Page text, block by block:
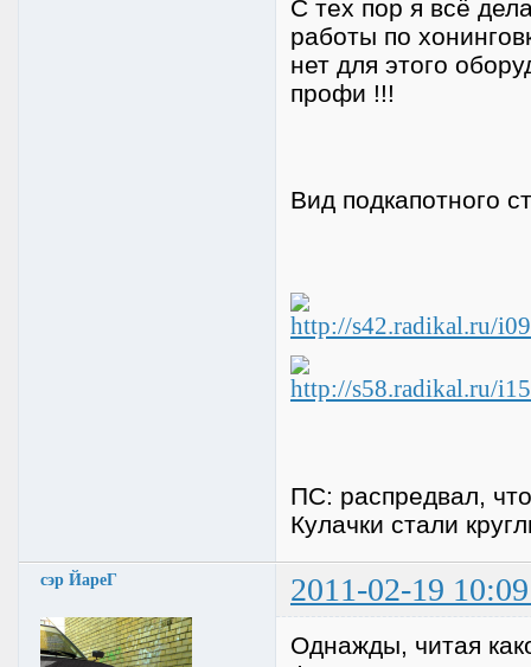
С тех пор я всё
работы по
нет для этого
профи !!!
Вид подкапотного
ПС: распредвал,
Кулачки стали
сэр ЙареГ 2011-02-19
Однажды, читая